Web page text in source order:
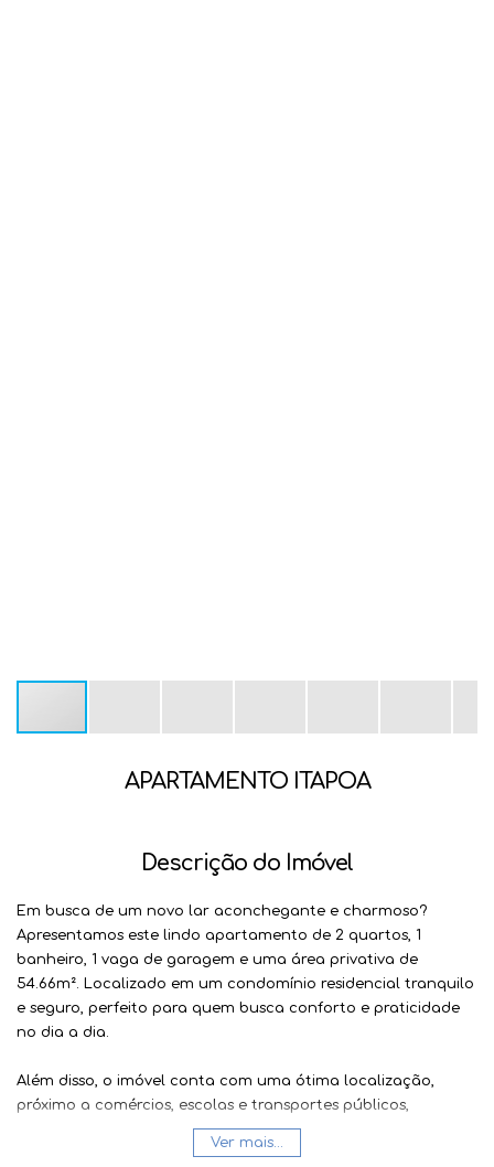
APARTAMENTO ITAPOA
Descrição do Imóvel
Em busca de um novo lar aconchegante e charmoso?
Apresentamos este lindo apartamento de 2 quartos, 1
banheiro, 1 vaga de garagem e uma área privativa de
54.66m². Localizado em um condomínio residencial tranquilo
e seguro, perfeito para quem busca conforto e praticidade
no dia a dia.
Além disso, o imóvel conta com uma ótima localização,
próximo a comércios, escolas e transportes públicos,
facilitando a vida dos moradores.
Ver mais...